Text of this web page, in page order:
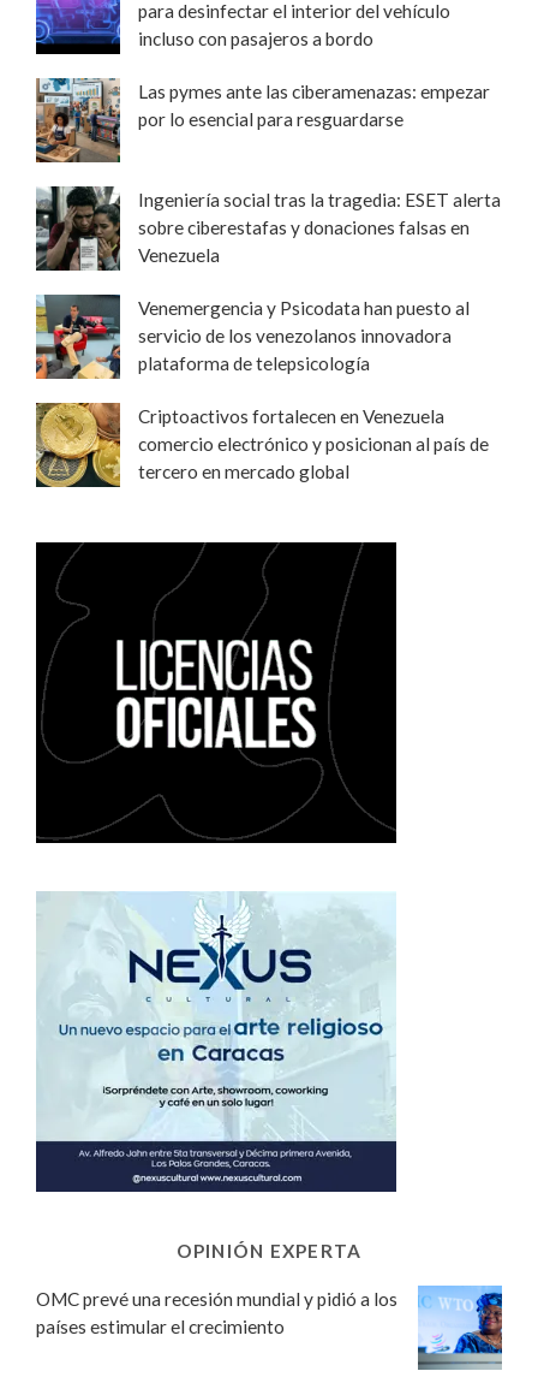
para desinfectar el interior del vehículo
incluso con pasajeros a bordo
Las pymes ante las ciberamenazas: empezar
por lo esencial para resguardarse
Ingeniería social tras la tragedia: ESET alerta
sobre ciberestafas y donaciones falsas en
Venezuela
Venemergencia y Psicodata han puesto al
servicio de los venezolanos innovadora
plataforma de telepsicología
Criptoactivos fortalecen en Venezuela
comercio electrónico y posicionan al país de
tercero en mercado global
OPINIÓN EXPERTA
OMC prevé una recesión mundial y pidió a los
países estimular el crecimiento